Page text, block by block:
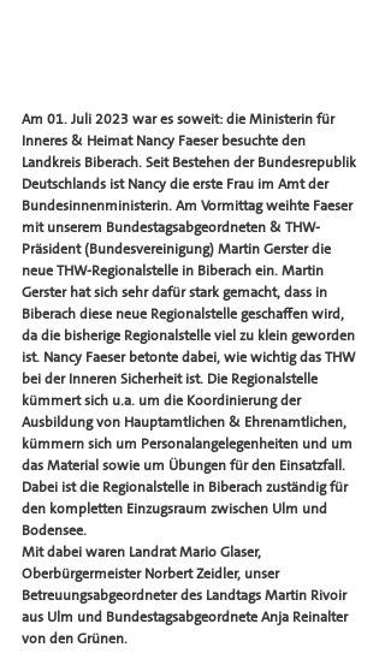
Am 01. Juli 2023 war es soweit: die Ministerin für
Inneres & Heimat Nancy Faeser besuchte den
Landkreis Biberach. Seit Bestehen der Bundesrepublik
Deutschlands ist Nancy die erste Frau im Amt der
Bundesinnenministerin. Am Vormittag weihte Faeser
mit unserem Bundestagsabgeordneten & THW-
Präsident (Bundesvereinigung) Martin Gerster die
neue THW-Regionalstelle in Biberach ein. Martin
Gerster hat sich sehr dafür stark gemacht, dass in
Biberach diese neue Regionalstelle geschaffen wird,
da die bisherige Regionalstelle viel zu klein geworden
ist. Nancy Faeser betonte dabei, wie wichtig das THW
bei der Inneren Sicherheit ist. Die Regionalstelle
kümmert sich u.a. um die Koordinierung der
Ausbildung von Hauptamtlichen & Ehrenamtlichen,
kümmern sich um Personalangelegenheiten und um
das Material sowie um Übungen für den Einsatzfall.
Dabei ist die Regionalstelle in Biberach zuständig für
den kompletten Einzugsraum zwischen Ulm und
Bodensee.
Mit dabei waren Landrat Mario Glaser,
Oberbürgermeister Norbert Zeidler, unser
Betreuungsabgeordneter des Landtags Martin Rivoir
aus Ulm und Bundestagsabgeordnete Anja Reinalter
von den Grünen.